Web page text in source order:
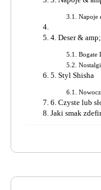
Napoje
4. Deser &
Bogate
5. Styl Shisha
6. Czyste lub
Jaki smak